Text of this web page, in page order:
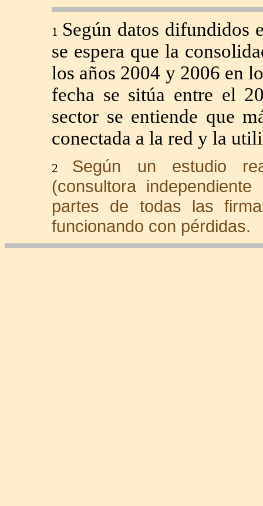
1 Según datos difundidos
se espera que la
los años 2004 y 2006 en
fecha se sitúa entre el
sector se entiende que
conectada a la red y la
2 Según un estudio
(consultora
partes de todas las
funcionando con pérdidas.